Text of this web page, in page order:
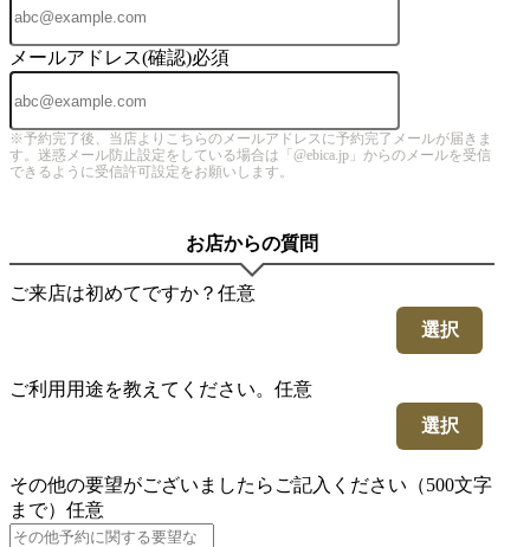
メールアドレス(確認)必須
※予約完了後、当店よりこちらのメールアドレスに予約完了メールが届きま
す。迷惑メール防止設定をしている場合は「@ebica.jp」からのメールを受信
できるように受信許可設定をお願いします。
お店からの質問
ご来店は初めてですか？ 任意
選択
ご利用用途を教えてください。 任意
選択
その他の要望がございましたらご記入ください（500文字
まで） 任意